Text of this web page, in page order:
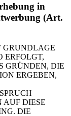
in
(Art.
GRUNDLAGE
ERFOLGT,
GRÜNDEN, DIE
ERGEBEN,
AUF DIESE
DIE